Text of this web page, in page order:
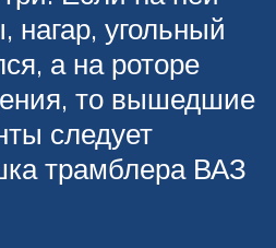
угольный
а на роторе
то вышедшие
следует
трамблера ВАЗ